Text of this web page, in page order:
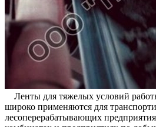
Ленты для тяжелых условий
широко применяются для
лесоперерабатывающих